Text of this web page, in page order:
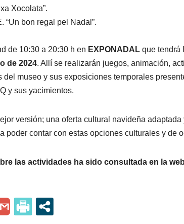
Xocolata”.
“Un bon regal pel Nadal”.
de 10:30 a 20:30 h en EXPONADAL que tendrá
de 2024. Allí se realizarán juegos, animación,
museo y sus exposiciones temporales
y sus yacimientos.
versión; una oferta cultural navideña
poder contar con estas opciones culturales y de
las actividades ha sido consultada en la